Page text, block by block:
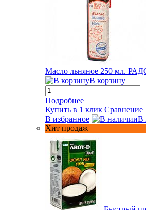
Масло льняное 250 мл.
В корзину
Подробнее
Купить в 1 клик Сравнение
В избранное
В
Хит продаж